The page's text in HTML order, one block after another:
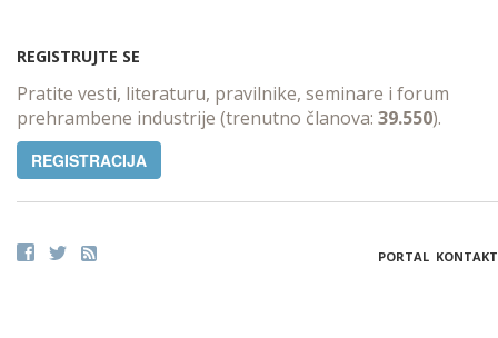
REGISTRUJTE SE
Pratite vesti, literaturu, pravilnike, seminare i forum
prehrambene industrije (trenutno članova: 39.550).
REGISTRACIJA
PORTAL KONTAKT